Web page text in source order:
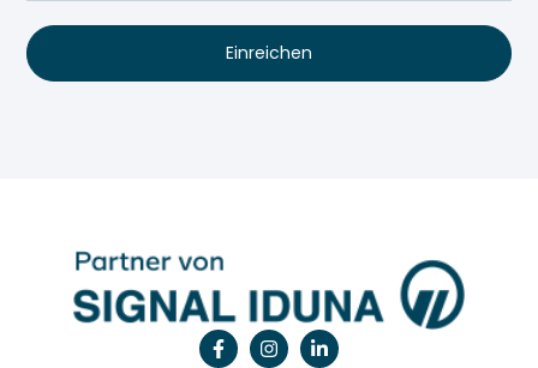
Einreichen